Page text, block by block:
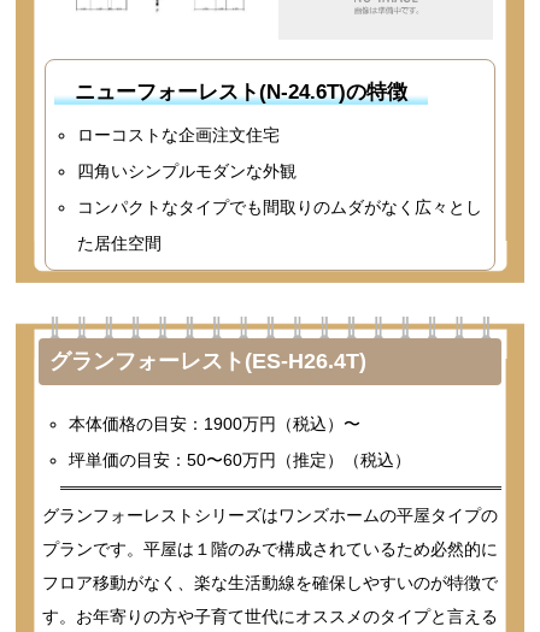
ニューフォーレスト(N-24.6T)の特徴
ローコストな企画注文住宅
四角いシンプルモダンな外観
コンパクトなタイプでも間取りのムダがなく広々とし
た居住空間
グランフォーレスト(ES-H26.4T)
本体価格の目安：1900万円（税込）〜
坪単価の目安：50〜60万円（推定）（税込）
グランフォーレストシリーズはワンズホームの平屋タイプの
プランです。平屋は１階のみで構成されているため必然的に
フロア移動がなく、楽な生活動線を確保しやすいのが特徴で
す。お年寄りの方や子育て世代にオススメのタイプと言える